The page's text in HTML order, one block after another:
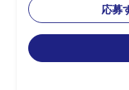
欧州
・
モ
・
応募